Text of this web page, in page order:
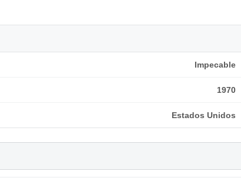
Impecable
1970
Estados Unidos